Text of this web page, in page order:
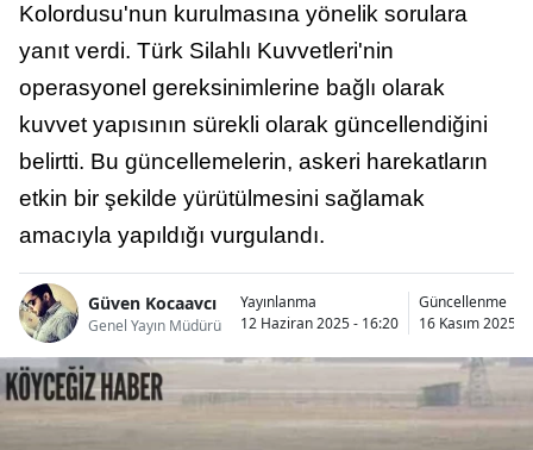
Kolordusu'nun kurulmasına yönelik sorulara
yanıt verdi. Türk Silahlı Kuvvetleri'nin
operasyonel gereksinimlerine bağlı olarak
kuvvet yapısının sürekli olarak güncellendiğini
belirtti. Bu güncellemelerin, askeri harekatların
etkin bir şekilde yürütülmesini sağlamak
amacıyla yapıldığı vurgulandı.
Güven Kocaavcı
Genel Yayın Müdürü
Yayınlanma
12 Haziran 2025 - 16:20
Güncellenme
16 Kasım 2025 -